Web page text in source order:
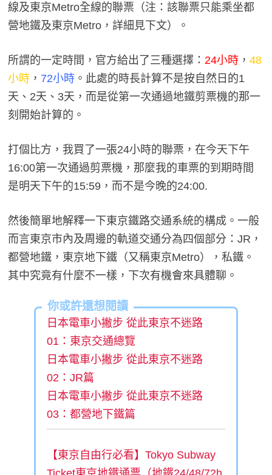
線及東京Metro全線的聯票（注：該聯票只能乘坐都
營地鐵及東京Metro，詳細見下文）。
所謂的一定時間，官方給出了三種選擇： 24小時 ，48
小時 ， 72小時 。此處的時長計算不是按自然日的1
天、2天、3天，而是從第一次通過地鐵剪票機的那一
刻開始計算的。
打個比方，我買了一張24小時的聯票，在今天下午
16:00第一次通過剪票機，那麼我的車票的到期時間
是明天下午的15:59，而不是今晚的24:00.
然後簡單地解釋一下東京鐵路交通系統的構成。一般
而言東京市內及周邊的軌道交通分為四個部分：JR，
都營地鐵，東京地下鐵（又稱東京Metro），私鐵。
其中究竟有什麼不一樣，下次有機會來具體聊。
你或許還想閱讀
日本電車小撇步 從此東京不迷路
01：東京交通總覽
日本電車小撇步 從此東京不迷路
02：JR篇
日本電車小撇步 從此東京不迷路
03：都營地下鐵篇
【東京自由行必看】Tokyo Subway